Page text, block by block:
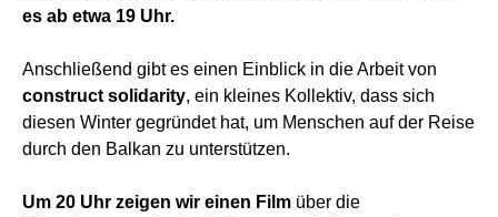
es ab etwa 19 Uhr.
Anschließend gibt es einen Einblick in die Arbeit von
construct solidarity, ein kleines Kollektiv, dass sich
diesen Winter gegründet hat, um Menschen auf der Reise
durch den Balkan zu unterstützen.
Um 20 Uhr zeigen wir einen Film über die